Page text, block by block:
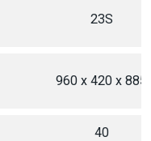
23S
960 x 420 x 885
40